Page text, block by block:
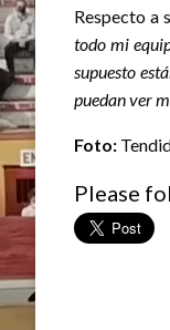
Respecto a
todo mi
supuesto
puedan ver
Foto:
Please